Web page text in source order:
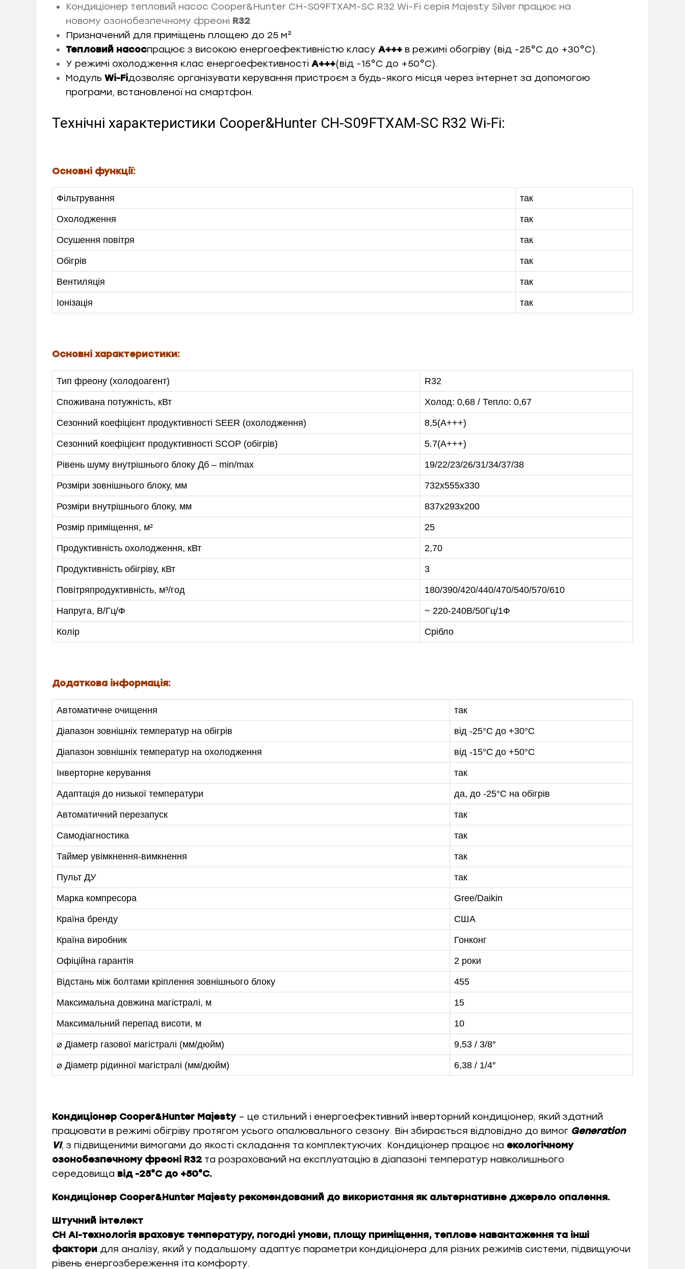
Кондиціонер тепловий насос Cooper&Hunter CH-S09FTXAM-SC R32 Wi-Fi серія Majesty Silver працює на
новому озонобезпечному фреоні R32
Призначений для приміщень площею до 25 м²
Тепловий насоспрацює з високою енергоефективністю класу A+++ в режимі обогріву (від -25°С до +30°С).
У режимі охолодження клас енергоефективності A+++(від -15°С до +50°С).
Модуль Wi-Fiдозволяє організувати керування пристроєм з будь-якого місця через інтернет за допомогою
програми, встановленої на смартфон.
Технічні характеристики Cooper&Hunter CH-S09FTXAM-SC R32 Wi-Fi:
Основні функції:
Фільтрування так
Охолодження так
Осушення повітря так
Обігрів так
Вентиляція так
Іонізація так
Основні характеристики:
Тип фреону (холодоагент) R32
Споживана потужність, кВт Холод: 0,68 / Тепло: 0,67
Сезонний коефіцієнт продуктивності SEER (охолодження) 8,5(А+++)
Сезонний коефіцієнт продуктивності SCOP (обігрів) 5.7(А+++)
Рівень шуму внутрішнього блоку Дб – min/max 19/22/23/26/31/34/37/38
Розміри зовнішнього блоку, мм 732x555x330
Розміри внутрішнього блоку, мм 837x293x200
Розмір приміщення, м² 25
Продуктивність охолодження, кВт 2,70
Продуктивність обігріву, кВт 3
Повітряпродуктивність, м³/год 180/390/420/440/470/540/570/610
Напруга, В/Гц/Ф ~ 220-240В/50Гц/1Ф
Колір Срібло
Додаткова інформація:
Автоматичне очищення так
Діапазон зовнішніх температур на обігрів від -25°С до +30°С
Діапазон зовнішніх температур на охолодження від -15°С до +50°С
Інверторне керування так
Адаптація до низької температури да, до -25°C на обігрів
Автоматичний перезапуск так
Самодіагностика так
Таймер увімкнення-вимкнення так
Пульт ДУ так
Марка компресора Gree/Daikin
Країна бренду США
Країна виробник Гонконг
Офіційна гарантія 2 роки
Відстань між болтами кріплення зовнішнього блоку 455
Максимальна довжина магістралі, м 15
Максимальний перепад висоти, м 10
⌀ Діаметр газової магістралі (мм/дюйм) 9,53 / 3/8″
⌀ Діаметр рідинної магістралі (мм/дюйм) 6,38 / 1/4″
Кондиціонер Cooper&Hunter Majesty– це стильний і енергоефективний інверторний кондиціонер, який здатний
працювати в режимі обігріву протягом усього опалювального сезону. Він збирається відповідно до вимог Generation
VI, з підвищеними вимогами до якості складання та комплектуючих. Кондиціонер працює на екологічному
озонобезпечному фреоні R32 та розрахований на експлуатацію в діапазоні температур навколишнього
середовища від -25°С до +50°С.
Кондиціонер Cooper&Hunter Majesty рекомендований до використання як альтернативне джерело опалення.
Штучний інтелект
CH AI-технологія враховує температуру, погодні умови, площу приміщення, теплове навантаження та інші
фактори для аналізу, який у подальшому адаптує параметри кондиціонера для різних режимів системи, підвищуючи
рівень енергозбереження іта комфорту.
МЕНЮ
КАТАЛОГ
ПРО НАС
СПІВПРАЦЯ
+38-097-845-12-79 +38-093-147-27-29